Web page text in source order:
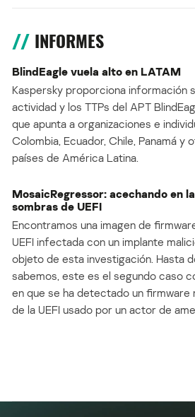
INFORMES
BlindEagle vuela alto en LATAM
Kaspersky proporciona información
actividad y los TTPs del APT
que apunta a organizaciones e
Colombia, Ecuador, Chile, Panamá y
países de América Latina.
MosaicRegressor: acechando en
sombras de UEFI
Encontramos una imagen de
UEFI infectada con un implante
objeto de esta investigación. Hasta
sabemos, este es el segundo caso
en que se ha detectado un firmware
de la UEFI usado por un actor de